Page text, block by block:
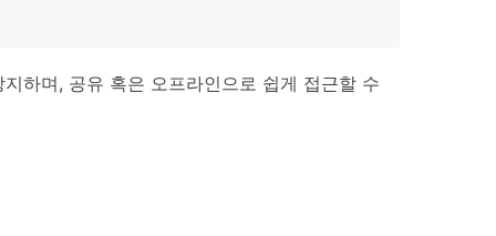
하며, 공유 혹은 오프라인으로 쉽게 접근할 수